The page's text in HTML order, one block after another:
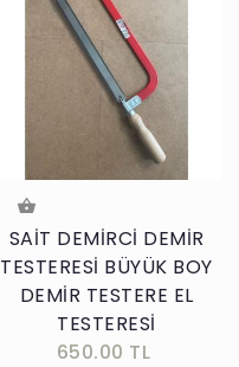
SAİT DEMİRCİ DEMİR
TESTERESİ BÜYÜK BOY
DEMİR TESTERE EL
TESTERESİ
650.00 TL